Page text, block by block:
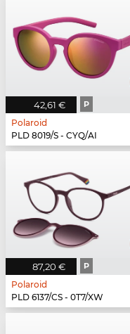
42,61 € P
Polaroid
PLD 8019/S - CYQ/AI
87,20 € P
Polaroid
PLD 6137/CS - 0T7/XW